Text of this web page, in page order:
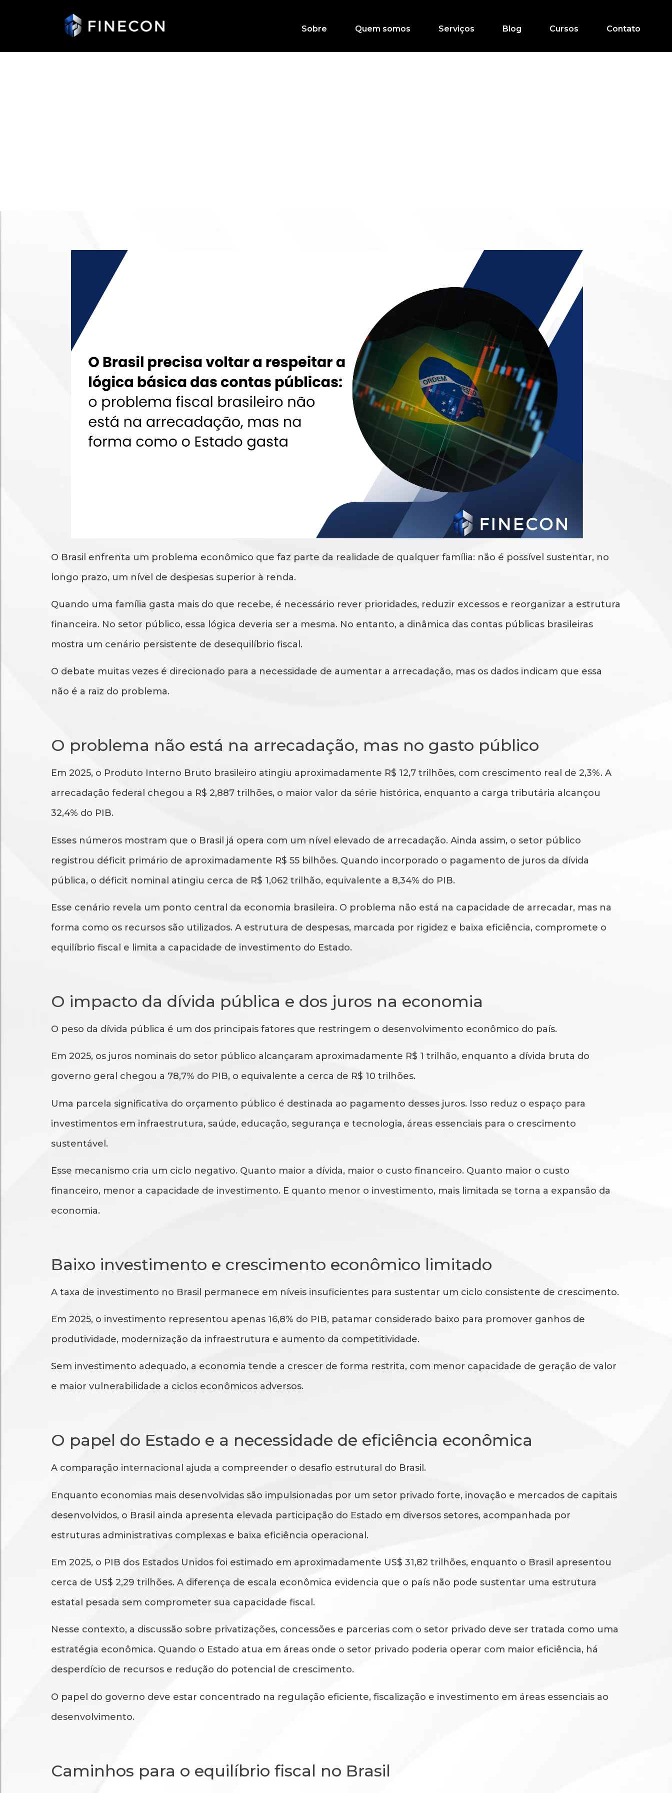
Sobre Quem somos Serviços Blog Cursos Contato
O Brasil enfrenta um problema econômico que faz parte da realidade de qualquer família: não é possível sustentar, no
longo prazo, um nível de despesas superior à renda.
Quando uma família gasta mais do que recebe, é necessário rever prioridades, reduzir excessos e reorganizar a estrutura
financeira. No setor público, essa lógica deveria ser a mesma. No entanto, a dinâmica das contas públicas brasileiras
mostra um cenário persistente de desequilíbrio fiscal.
O debate muitas vezes é direcionado para a necessidade de aumentar a arrecadação, mas os dados indicam que essa
não é a raiz do problema.
O problema não está na arrecadação, mas no gasto público
Em 2025, o Produto Interno Bruto brasileiro atingiu aproximadamente R$ 12,7 trilhões, com crescimento real de 2,3%. A
arrecadação federal chegou a R$ 2,887 trilhões, o maior valor da série histórica, enquanto a carga tributária alcançou
32,4% do PIB.
Esses números mostram que o Brasil já opera com um nível elevado de arrecadação. Ainda assim, o setor público
registrou déficit primário de aproximadamente R$ 55 bilhões. Quando incorporado o pagamento de juros da dívida
pública, o déficit nominal atingiu cerca de R$ 1,062 trilhão, equivalente a 8,34% do PIB.
Esse cenário revela um ponto central da economia brasileira. O problema não está na capacidade de arrecadar, mas na
forma como os recursos são utilizados. A estrutura de despesas, marcada por rigidez e baixa eficiência, compromete o
equilíbrio fiscal e limita a capacidade de investimento do Estado.
O impacto da dívida pública e dos juros na economia
O peso da dívida pública é um dos principais fatores que restringem o desenvolvimento econômico do país.
Em 2025, os juros nominais do setor público alcançaram aproximadamente R$ 1 trilhão, enquanto a dívida bruta do
governo geral chegou a 78,7% do PIB, o equivalente a cerca de R$ 10 trilhões.
Uma parcela significativa do orçamento público é destinada ao pagamento desses juros. Isso reduz o espaço para
investimentos em infraestrutura, saúde, educação, segurança e tecnologia, áreas essenciais para o crescimento
sustentável.
Esse mecanismo cria um ciclo negativo. Quanto maior a dívida, maior o custo financeiro. Quanto maior o custo
financeiro, menor a capacidade de investimento. E quanto menor o investimento, mais limitada se torna a expansão da
economia.
Baixo investimento e crescimento econômico limitado
A taxa de investimento no Brasil permanece em níveis insuficientes para sustentar um ciclo consistente de crescimento.
Em 2025, o investimento representou apenas 16,8% do PIB, patamar considerado baixo para promover ganhos de
produtividade, modernização da infraestrutura e aumento da competitividade.
Sem investimento adequado, a economia tende a crescer de forma restrita, com menor capacidade de geração de valor
e maior vulnerabilidade a ciclos econômicos adversos.
O papel do Estado e a necessidade de eficiência econômica
A comparação internacional ajuda a compreender o desafio estrutural do Brasil.
Enquanto economias mais desenvolvidas são impulsionadas por um setor privado forte, inovação e mercados de capitais
desenvolvidos, o Brasil ainda apresenta elevada participação do Estado em diversos setores, acompanhada por
estruturas administrativas complexas e baixa eficiência operacional.
Em 2025, o PIB dos Estados Unidos foi estimado em aproximadamente US$ 31,82 trilhões, enquanto o Brasil apresentou
cerca de US$ 2,29 trilhões. A diferença de escala econômica evidencia que o país não pode sustentar uma estrutura
estatal pesada sem comprometer sua capacidade fiscal.
Nesse contexto, a discussão sobre privatizações, concessões e parcerias com o setor privado deve ser tratada como uma
estratégia econômica. Quando o Estado atua em áreas onde o setor privado poderia operar com maior eficiência, há
desperdício de recursos e redução do potencial de crescimento.
O papel do governo deve estar concentrado na regulação eficiente, fiscalização e investimento em áreas essenciais ao
desenvolvimento.
Caminhos para o equilíbrio fiscal no Brasil